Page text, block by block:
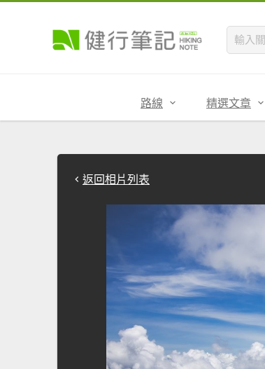
路線 精選文章
返回相片列表